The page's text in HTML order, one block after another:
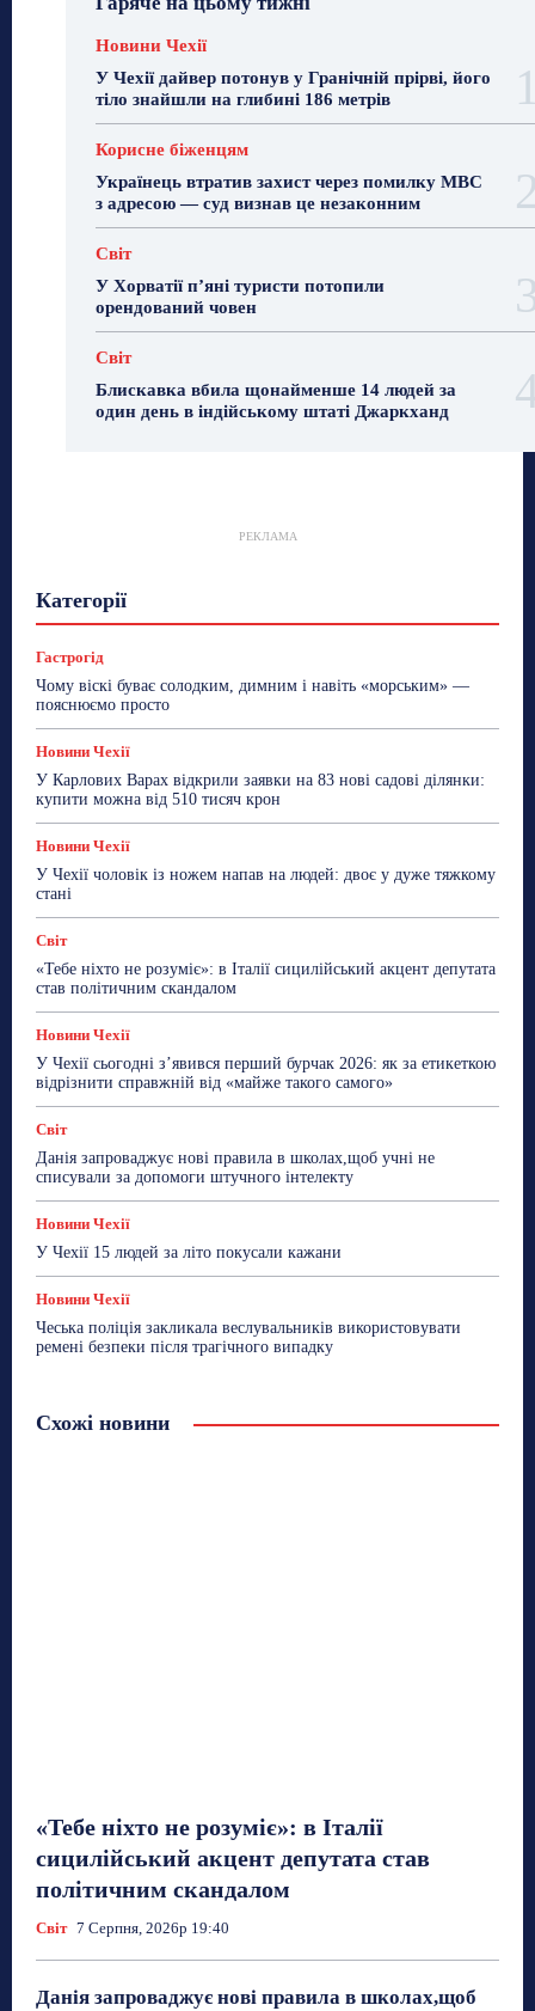
Новини Чехії
У Чехії дайвер потонув у Гранічній прірві, його
тіло знайшли на глибині 186 метрів
Корисне біженцям
Українець втратив захист через помилку МВС
з адресою — суд визнав це незаконним
Світ
У Хорватії пʼяні туристи потопили
орендований човен
Світ
Блискавка вбила щонайменше 14 людей за
один день в індійському штаті Джаркханд
РЕКЛАМА
Категорії
Сад та город
ТехноМанія
Топ-новини Фоторепортаж
Гастрогід
Чому віскі буває солодким, димним і навіть «морським» —
пояснюємо просто
Новини Чехії
У Карлових Варах відкрили заявки на 83 нові садові ділянки:
купити можна від 510 тисяч крон
Новини Чехії
У Чехії чоловік із ножем напав на людей: двоє у дуже тяжкому
стані
Світ
«Тебе ніхто не розуміє»: в Італії сицилійський акцент депутата
став політичним скандалом
Новини Чехії
У Чехії сьогодні з’явився перший бурчак 2026: як за етикеткою
відрізнити справжній від «майже такого самого»
Світ
Данія запроваджує нові правила в школах,щоб учні не
списували за допомоги штучного інтелекту
Новини Чехії
У Чехії 15 людей за літо покусали кажани
Новини Чехії
Чеська поліція закликала веслувальників використовувати
ремені безпеки після трагічного випадку
Схожі новини
«Тебе ніхто не розуміє»: в Італії
сицилійський акцент депутата став
політичним скандалом
Світ 7 Серпня, 2026р 19:40
Данія запроваджує нові правила в школах,щоб